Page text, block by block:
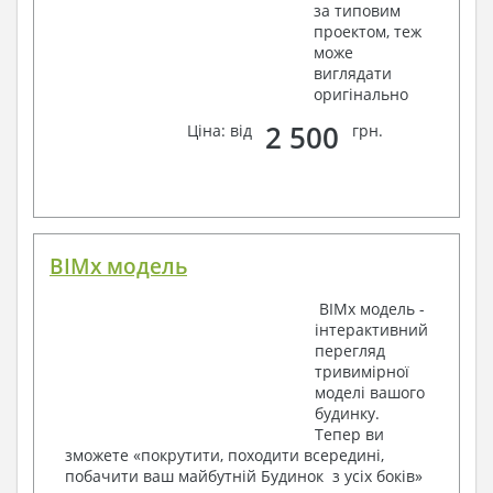
Відомості витрати сталі і бетону
3. Інженерний розділ (купується додатково
Умовні позначення із загальними даними
Система опалення
Умовні позначення та загальні дані
План мереж освітлення, план силових мереж
Схема системи рівняння потенціалів
Схема повторного контуру заземлення
Специфікація матеріалів
за типовим
проектом, теж
може
виглядати
оригінально
Ціна: від
2 500 грн.
BIMx модель
BIMx модель -
інтерактивний
перегляд
тривимірної
моделі вашого
будинку.
Тепер ви
зможете «покрутити, походити всередині,
побачити ваш майбутній Будинок з усіх боків»